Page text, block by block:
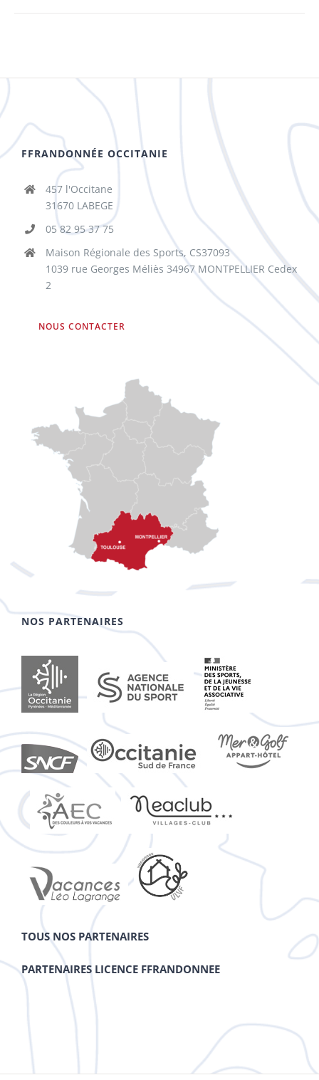
FFRANDONNÉE OCCITANIE
457 l'Occitane
31670 LABEGE
05 82 95 37 75
Maison Régionale des Sports, CS37093
1039 rue Georges Méliès 34967 MONTPELLIER Cedex
2
NOUS CONTACTER
NOS PARTENAIRES
TOUS NOS PARTENAIRES
PARTENAIRES LICENCE FFRANDONNEE